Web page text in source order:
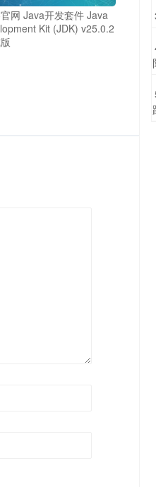
网 Java开发套件 Java
Kit (JDK) v25.0.2